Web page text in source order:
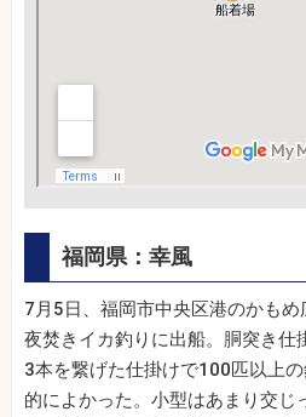
福岡県：幸風
7月5日、福岡市中央区港のかもめ
夜焚きイカ釣りに出船。胴突き仕
3本を繋げた仕掛けで100匹以上
的によかった。小型はあまり交じ